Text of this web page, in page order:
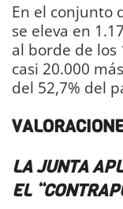
En el conjunto
se eleva en
al borde de los
casi 20.000
del 52,7% del
LA JUNTA
EL